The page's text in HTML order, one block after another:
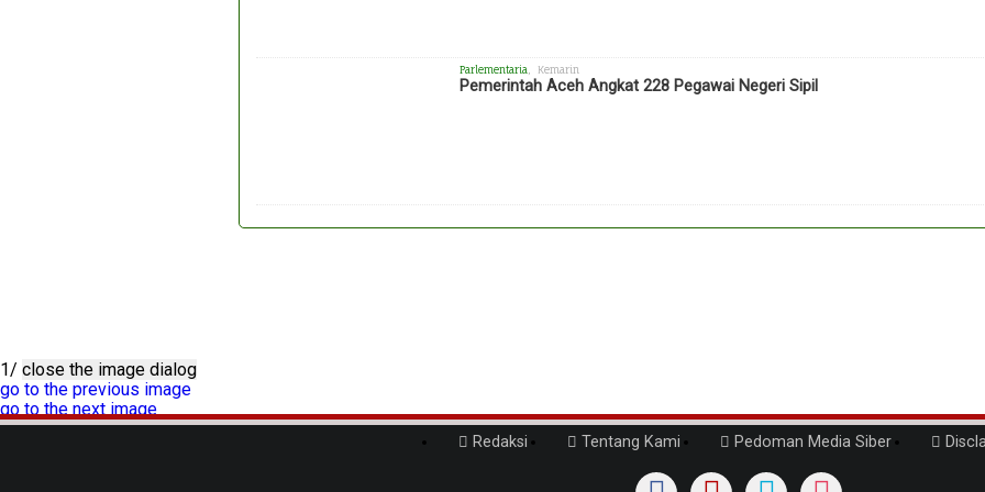
Parlementaria , Kemarin
Pemerintah Aceh Angkat 228 Pegawai Negeri Sipil
Redaksi Tentang Kami Pedoman Media Siber
1/ close the image dialog
go to the previous image
go to the next image
1/ close the image dialog